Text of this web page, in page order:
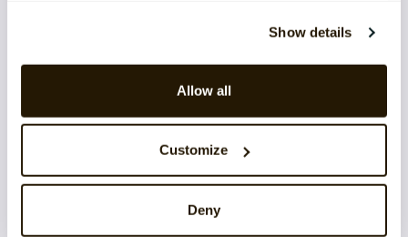
Show details
Allow all
Customize
Deny
Core HR Management
Competence & Learning
Talent & Succession